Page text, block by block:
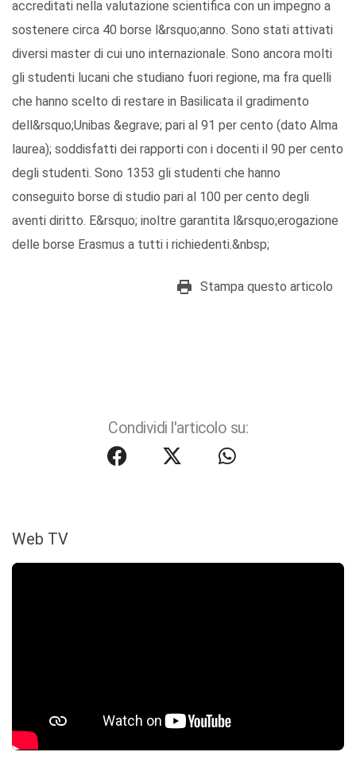
accreditati nella valutazione scientifica con un impegno a
sostenere circa 40 borse l&rsquo;anno. Sono stati attivati
diversi master di cui uno internazionale. Sono ancora molti
gli studenti lucani che studiano fuori regione, ma fra quelli
che hanno scelto di restare in Basilicata il gradimento
dell&rsquo;Unibas &egrave; pari al 91 per cento (dato Alma
laurea); soddisfatti dei rapporti con i docenti il 90 per cento
degli studenti. Sono 1353 gli studenti che hanno
conseguito borse di studio pari al 100 per cento degli
aventi diritto. E&rsquo; inoltre garantita l&rsquo;erogazione
delle borse Erasmus a tutti i richiedenti.&nbsp;
Stampa questo articolo
Condividi l'articolo su:
Web TV